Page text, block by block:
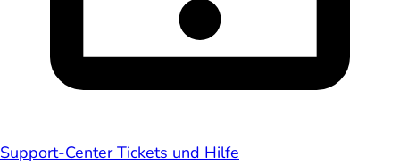
Support-Center Tickets und Hilfe